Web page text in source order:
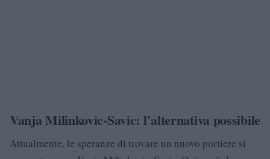
Vanja Milinkovic-Savic: l’alternativa possibile
Attualmente, le speranze di trovare un nuovo portiere si